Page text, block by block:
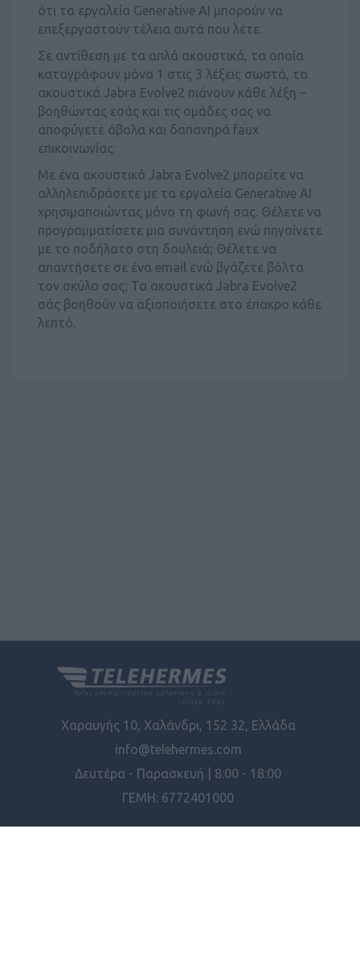
ότι τα εργαλεία Generative AI μπορούν να
επεξεργαστούν τέλεια αυτά που λέτε.
Σε αντίθεση με τα απλά ακουστικά, τα οποία
καταγράφουν μόνο 1 στις 3 λέξεις σωστά, τα
ακουστικά Jabra Evolve2 πιάνουν κάθε λέξη –
βοηθώντας εσάς και τις ομάδες σας να
αποφύγετε άβολα και δαπανηρά faux
επικοινωνίας.
Με ένα ακουστικό Jabra Evolve2 μπορείτε να
αλληλεπιδράσετε με τα εργαλεία Generative AI
χρησιμοποιώντας μόνο τη φωνή σας. Θέλετε να
προγραμματίσετε μια συνάντηση ενώ πηγαίνετε
με το ποδήλατο στη δουλειά; Θέλετε να
απαντήσετε σε ένα email ενώ βγάζετε βόλτα
τον σκύλο σας; Τα ακουστικά Jabra Evolve2
σάς βοηθούν να αξιοποιήσετε στο έπακρο κάθε
λεπτό.
Χαραυγής 10, Χαλάνδρι, 152 32, Ελλάδα
info@telehermes.com
Δευτέρα - Παρασκευή | 8:00 - 18:00
ΓΕΜΗ: 6772401000